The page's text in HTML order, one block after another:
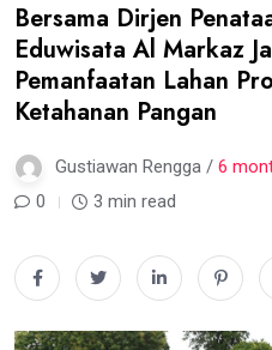
Bersama Dirjen
Eduwisata Al Markaz
Pemanfaatan Lahan
Ketahanan Pangan
Gustiawan Rengga / 6
0
3 min read